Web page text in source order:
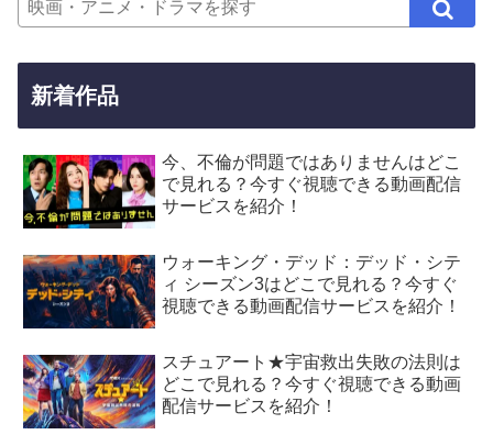
新着作品
今、不倫が問題ではありませんはどこ
で見れる？今すぐ視聴できる動画配信
サービスを紹介！
ウォーキング・デッド：デッド・シテ
ィ シーズン3はどこで見れる？今すぐ
視聴できる動画配信サービスを紹介！
スチュアート★宇宙救出失敗の法則は
どこで見れる？今すぐ視聴できる動画
配信サービスを紹介！